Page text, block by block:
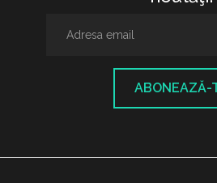
ABONEAZĂ-